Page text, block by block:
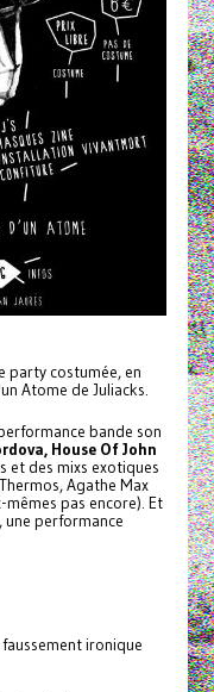
party costumée, en
Atome de Juliacks.
bande son
House Of John
et des mixs exotiques
Agathe Max
pas encore). Et
une performance
ironique